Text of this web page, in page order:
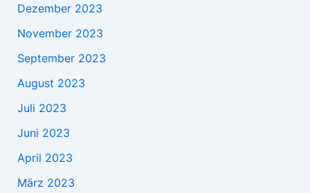
Dezember 2023
November 2023
September 2023
August 2023
Juli 2023
Juni 2023
April 2023
März 2023